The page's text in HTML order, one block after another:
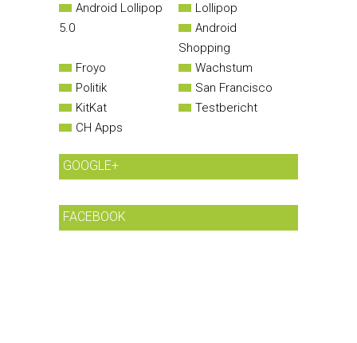
Android Lollipop
5.0
Lollipop
Android
Shopping
Froyo
Wachstum
Politik
San Francisco
KitKat
Testbericht
CH Apps
GOOGLE+
FACEBOOK